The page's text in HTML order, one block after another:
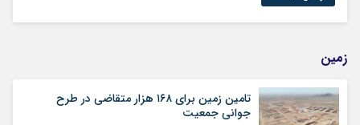
زمین
تامین زمین برای ۱۶۸ هزار متقاضی در طرح
جوانی جمعیت